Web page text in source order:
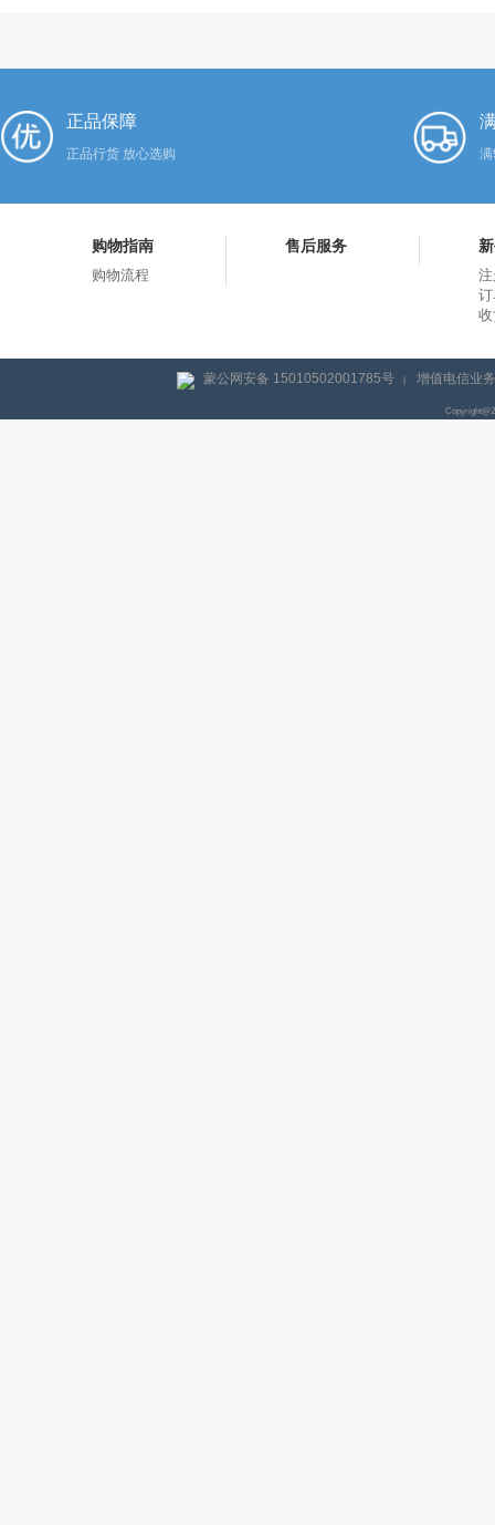
正品保障
正品行货 放心选购
购物指南
购物流程
售后服务
蒙公网安备 15010502001785号 | 增值电信业